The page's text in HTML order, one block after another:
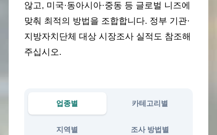
않고, 미국·동아시아·중동 등 글로벌 니즈에
맞춰 최적의 방법을 조합합니다. 정부 기관·
지방자치단체 대상 시장조사 실적도 참조해
주십시오.
업종별 카테고리별
지역별 조사 방법별